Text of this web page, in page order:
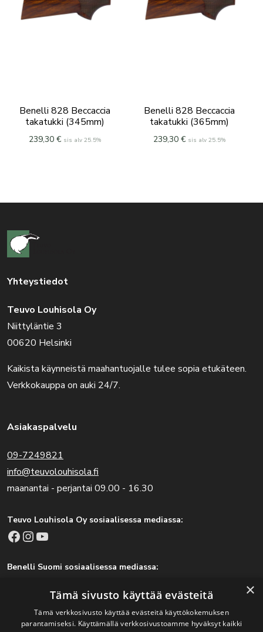
Benelli 828 Beccaccia
takatukki (345mm)
239,30 € sis alv 25.5%
Benelli 828 Beccaccia
takatukki (365mm)
239,30 € sis alv 25.5%
Yhteystiedot
Teuvo Louhisola Oy
Niittyläntie 3
00620 Helsinki
Kaikista käynneistä maahantuojalle tulee sopia etukäteen.
Verkkokauppa on auki 24/7.
Asiakaspalvelu
09-7249821
info@teuvolouhisola.fi
maanantai - perjantai 09.00 - 16.30
Teuvo Louhisola Oy sosiaalisessa mediassa:
Facebook Instagram YouTube
Benelli Suomi sosiaalisessa mediassa:
Tärkeitä linkkejä
×
Tämä sivusto käyttää evästeitä
Tämä verkkosivusto käyttää evästeitä käyttökokemuksen
parantamiseksi. Käyttämällä verkkosivustoamme hyväksyt kaikki